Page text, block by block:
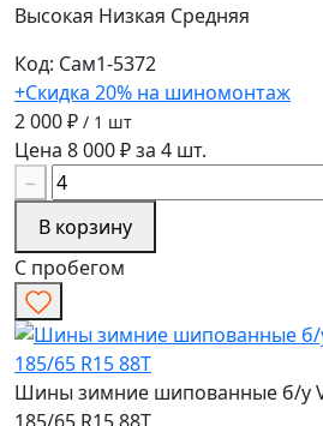
Высокая Низкая Средняя
Код: Сам1-5372
+Скидка 20% на шиномонтаж
2 000 ₽ / 1 шт
Цена 8 000 ₽ за 4 шт.
−
В корзину
С пробегом
Шины зимние шипованные б/у